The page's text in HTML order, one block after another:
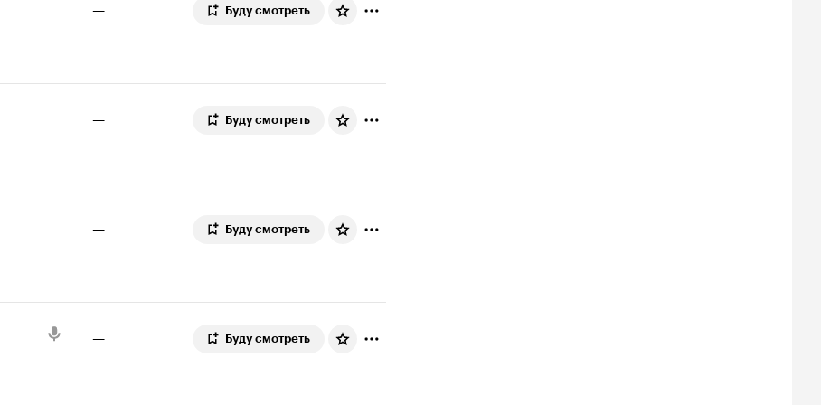
— Буду смотреть
— Буду смотреть
— Буду смотреть
— Буду смотреть